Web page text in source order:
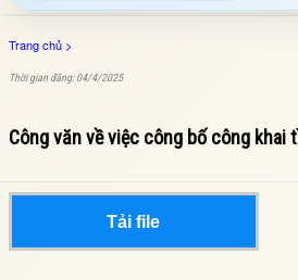
Trang chủ >
Thời gian đăng: 04/4/2025
Công văn về việc công bố công
Tải file